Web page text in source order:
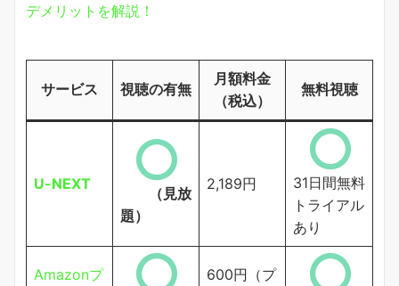
デメリットを解説！
サービス 視聴の有無
月額料金
（税込）
無料視聴
U-NEXT
（見放
題）
2,189円
31日間無料
トライアル
あり
Amazonプ
600円（プ